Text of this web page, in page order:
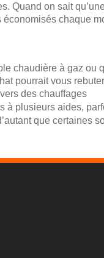
Quand on sait
chaque
chaudière à gaz ou
pourrait vous
des chauffages
à plusieurs aides,
que certaines